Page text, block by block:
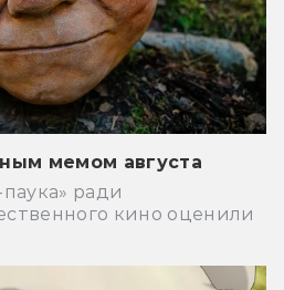
мемом августа
ради
кино оценили